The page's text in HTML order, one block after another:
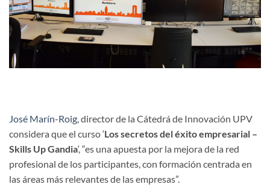
José Marín-Roig , director de la Cátedrá de Innovación UPV
considera que el curso ‘Los secretos del éxito empresarial –
Skills Up Gandia‘, “es una apuesta por la mejora de la red
profesional de los participantes, con formación centrada en
las áreas más relevantes de las empresas”.